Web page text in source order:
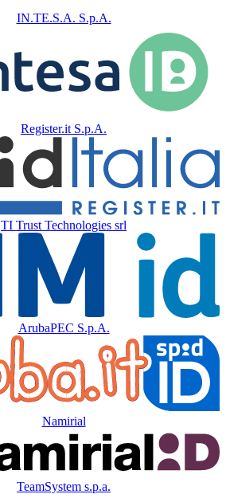
IN.TE.S.A. S.p.A.
Register.it S.p.A.
TI Trust Technologies srl
ArubaPEC S.p.A.
Namirial
TeamSystem s.p.a.